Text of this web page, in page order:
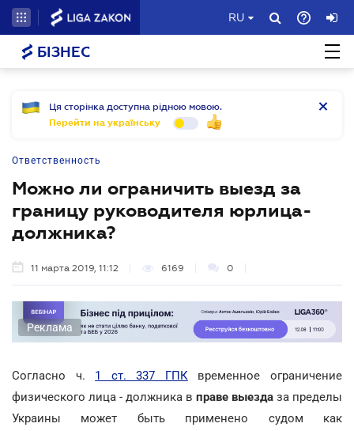
RU
БІЗНЕС
Ця сторінка доступна рідною мовою.
Перейти на українську
Ответственность
Можно ли ограничить выезд за
границу руководителя юрлица-
должника?
11 марта 2019, 11:12 6169 0
Реклама
Согласно ч. 1 ст. 337 ГПКвременное ограничение
физического лица - должника в праве выезда за пределы
Украины может быть применено судом как